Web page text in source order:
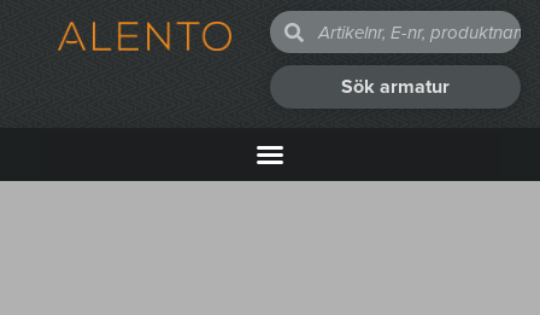
Sök armatur